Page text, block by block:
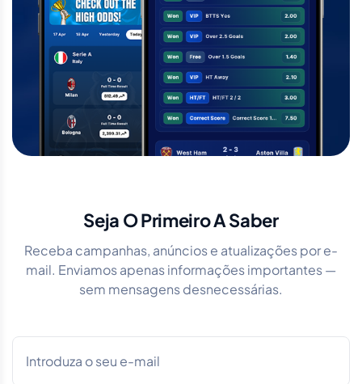
Seja O Primeiro A Saber
Receba campanhas, anúncios e atualizações por e-
mail. Enviamos apenas informações importantes —
sem mensagens desnecessárias.